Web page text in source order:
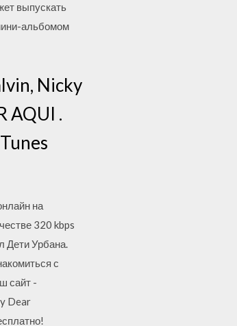
выпускать
альбомом
Nicky
AQUI .
на
320 kbps
Дети Урбана.
с
сайт -
Dear